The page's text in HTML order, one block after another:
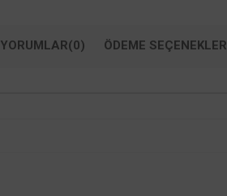
YORUMLAR(0) ÖDEME SEÇENEKLERI